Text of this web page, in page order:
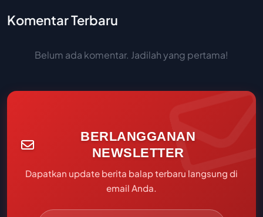
Komentar Terbaru
Belum ada komentar. Jadilah yang pertama!
BERLANGGANAN
NEWSLETTER
Dapatkan update berita balap terbaru langsung di
email Anda.